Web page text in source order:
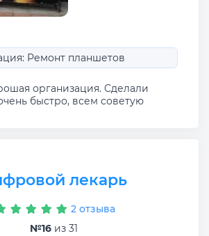
Ремонт планшетов
организация. Сделали
быстро, всем советую
лекарь
2 отзыва
№16из 31